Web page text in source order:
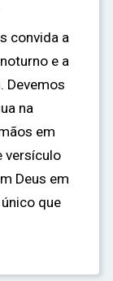
convida a
e a
Devemos
na
em
versículo
Deus em
que